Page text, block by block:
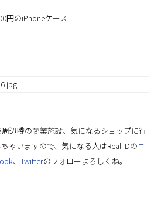
のiPhoneケース...
辺噂の商業施設、気になるショップに行
ゃいますので、気になる人はReal iDのニ
、 Twitterのフォローよろしくね。